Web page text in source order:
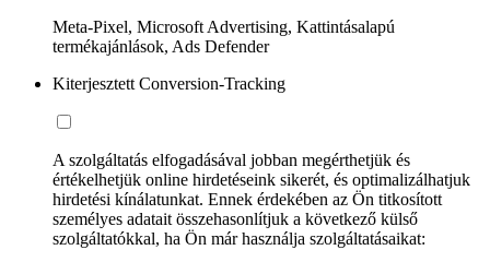
Meta-Pixel, Microsoft Advertising, Kattintásalapú
termékajánlások, Ads Defender
Kiterjesztett Conversion-Tracking
A szolgáltatás elfogadásával jobban megérthetjük és
értékelhetjük online hirdetéseink sikerét, és optimalizálhatjuk
hirdetési kínálatunkat. Ennek érdekében az Ön titkosított
személyes adatait összehasonlítjuk a következő külső
szolgáltatókkal, ha Ön már használja szolgáltatásaikat: